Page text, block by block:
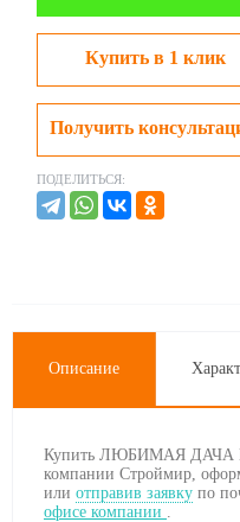
Купить в 1 клик
Получить
ПОДЕЛИТЬСЯ:
Описание
Купить ЛЮБИМАЯ ДАЧА
компании Строймир,
или отправив заявку по
офисе компании .